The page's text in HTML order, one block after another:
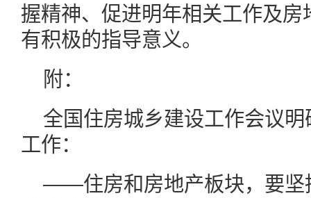
握精神、促进明年相关工作及
有积极的指导意义。
附：
全国住房城乡建设工作会议
工作：
——住房和房地产板块，要坚